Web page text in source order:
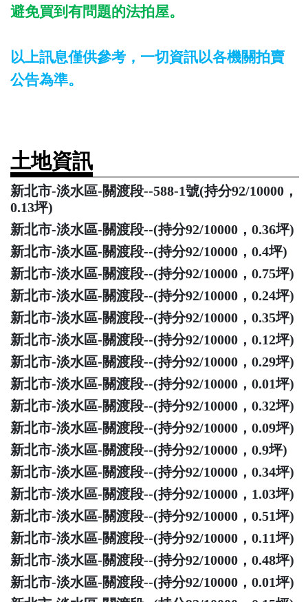
避免買到有問題的法拍屋。
以上訊息僅供參考，一切資訊以各機關拍賣
公告為準。
土地資訊
新北市-淡水區-關渡段--588-1號(持分92/10000，
0.13坪)
新北市-淡水區-關渡段--(持分92/10000，0.36坪)
新北市-淡水區-關渡段--(持分92/10000，0.4坪)
新北市-淡水區-關渡段--(持分92/10000，0.75坪)
新北市-淡水區-關渡段--(持分92/10000，0.24坪)
新北市-淡水區-關渡段--(持分92/10000，0.35坪)
新北市-淡水區-關渡段--(持分92/10000，0.12坪)
新北市-淡水區-關渡段--(持分92/10000，0.29坪)
新北市-淡水區-關渡段--(持分92/10000，0.01坪)
新北市-淡水區-關渡段--(持分92/10000，0.32坪)
新北市-淡水區-關渡段--(持分92/10000，0.09坪)
新北市-淡水區-關渡段--(持分92/10000，0.9坪)
新北市-淡水區-關渡段--(持分92/10000，0.34坪)
新北市-淡水區-關渡段--(持分92/10000，1.03坪)
新北市-淡水區-關渡段--(持分92/10000，0.51坪)
新北市-淡水區-關渡段--(持分92/10000，0.11坪)
新北市-淡水區-關渡段--(持分92/10000，0.48坪)
新北市-淡水區-關渡段--(持分92/10000，0.01坪)